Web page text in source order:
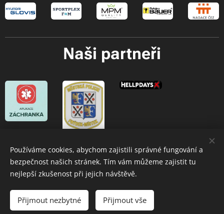
Naši partneři
Oblastní spolek ČČK Frýdek-Místek
Adam Gajda Cookies
Používáme cookies, abychom zajistili správné fungování a
bezpečnost našich stránek. Tím vám můžeme zajistit tu
nejlepší zkušenost při jejich návštěvě.
Přijmout nezbytné Přijmout vše